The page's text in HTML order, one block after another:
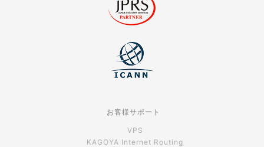
お客様サポート
VPS
KAGOYA Internet Routing